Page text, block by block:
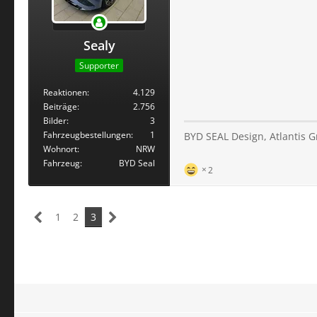
Sealy
Supporter
Reaktionen
4.129
Beiträge
2.756
Bilder
3
Fahrzeugbestellungen
1
Wohnort
NRW
Fahrzeug
BYD Seal
BYD SEAL Design, Atlantis
2
1 2 3